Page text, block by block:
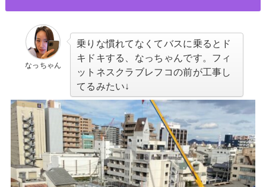
なっちゃん
乗りな慣れてなくてバスに乗るとド
キドキする、なっちゃんです。フィ
ットネスクラブレフコの前が工事し
てるみたい↓